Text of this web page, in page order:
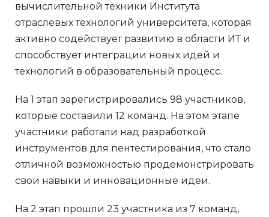
вычислительной техники Института
отраслевых технологий университета, которая
активно содействует развитию в области ИТ и
способствует интеграции новых идей и
технологий в образовательный процесс.
На 1 этап зарегистрировались 98 участников,
которые составили 12 команд. На этом этапе
участники работали над разработкой
инструментов для пентестирования, что стало
отличной возможностью продемонстрировать
свои навыки и инновационные идеи.
На 2 этап прошли 23 участника из 7 команд,